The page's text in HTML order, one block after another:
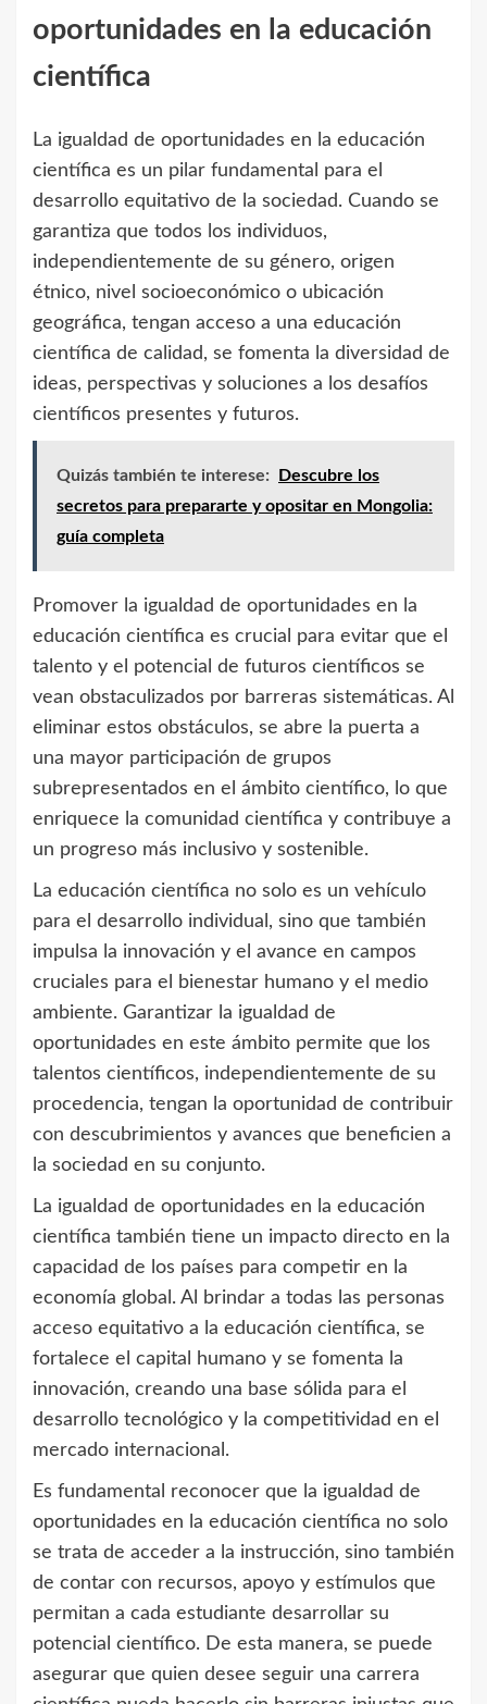
oportunidades en la educación
científica
La igualdad de oportunidades en la educación
científica es un pilar fundamental para el
desarrollo equitativo de la sociedad. Cuando se
garantiza que todos los individuos,
independientemente de su género, origen
étnico, nivel socioeconómico o ubicación
geográfica, tengan acceso a una educación
científica de calidad, se fomenta la diversidad de
ideas, perspectivas y soluciones a los desafíos
científicos presentes y futuros.
Quizás también te interese:
Descubre los
secretos para prepararte y opositar en Mongolia:
guía completa
Promover la igualdad de oportunidades en la
educación científica es crucial para evitar que el
talento y el potencial de futuros científicos se
vean obstaculizados por barreras sistemáticas. Al
eliminar estos obstáculos, se abre la puerta a
una mayor participación de grupos
subrepresentados en el ámbito científico, lo que
enriquece la comunidad científica y contribuye a
un progreso más inclusivo y sostenible.
La educación científica no solo es un vehículo
para el desarrollo individual, sino que también
impulsa la innovación y el avance en campos
cruciales para el bienestar humano y el medio
ambiente. Garantizar la igualdad de
oportunidades en este ámbito permite que los
talentos científicos, independientemente de su
procedencia, tengan la oportunidad de contribuir
con descubrimientos y avances que beneficien a
la sociedad en su conjunto.
La igualdad de oportunidades en la educación
científica también tiene un impacto directo en la
capacidad de los países para competir en la
economía global. Al brindar a todas las personas
acceso equitativo a la educación científica, se
fortalece el capital humano y se fomenta la
innovación, creando una base sólida para el
desarrollo tecnológico y la competitividad en el
mercado internacional.
Es fundamental reconocer que la igualdad de
oportunidades en la educación científica no solo
se trata de acceder a la instrucción, sino también
de contar con recursos, apoyo y estímulos que
permitan a cada estudiante desarrollar su
potencial científico. De esta manera, se puede
asegurar que quien desee seguir una carrera